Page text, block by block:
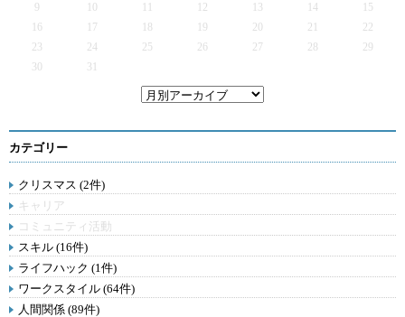
9
12 13 14
15
16
17 19 20 21
22
23
24 25 26 27 28
29
30
31
カテゴリー
クリスマス (2件)
キャリア
コミュニティ活動
スキル (16件)
ライフハック (1件)
ワークスタイル (64件)
人間関係 (89件)